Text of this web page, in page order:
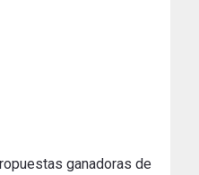
ganadoras de